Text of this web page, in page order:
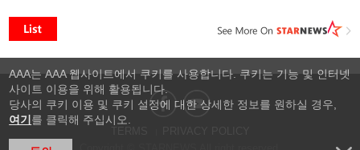
AAA는 AAA 웹사이트에서 쿠키를 사용합니다. 쿠키는 기능 및 인터넷
사이트 이용을 위해 활용됩니다.
당사의 쿠키 이용 및 쿠키 설정에 대한 상세한 정보를 원하실 경우,
여기 를 클릭해 주십시오.